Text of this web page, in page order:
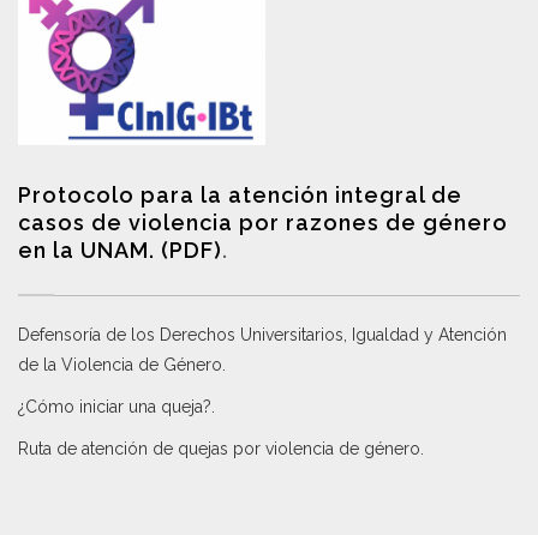
Protocolo para la atención integral de
casos de violencia por razones de género
en la UNAM. (PDF).
Defensoría de los Derechos Universitarios, Igualdad y Atención
de la Violencia de Género
¿Cómo iniciar una queja?
Ruta de atención de quejas por violencia de género